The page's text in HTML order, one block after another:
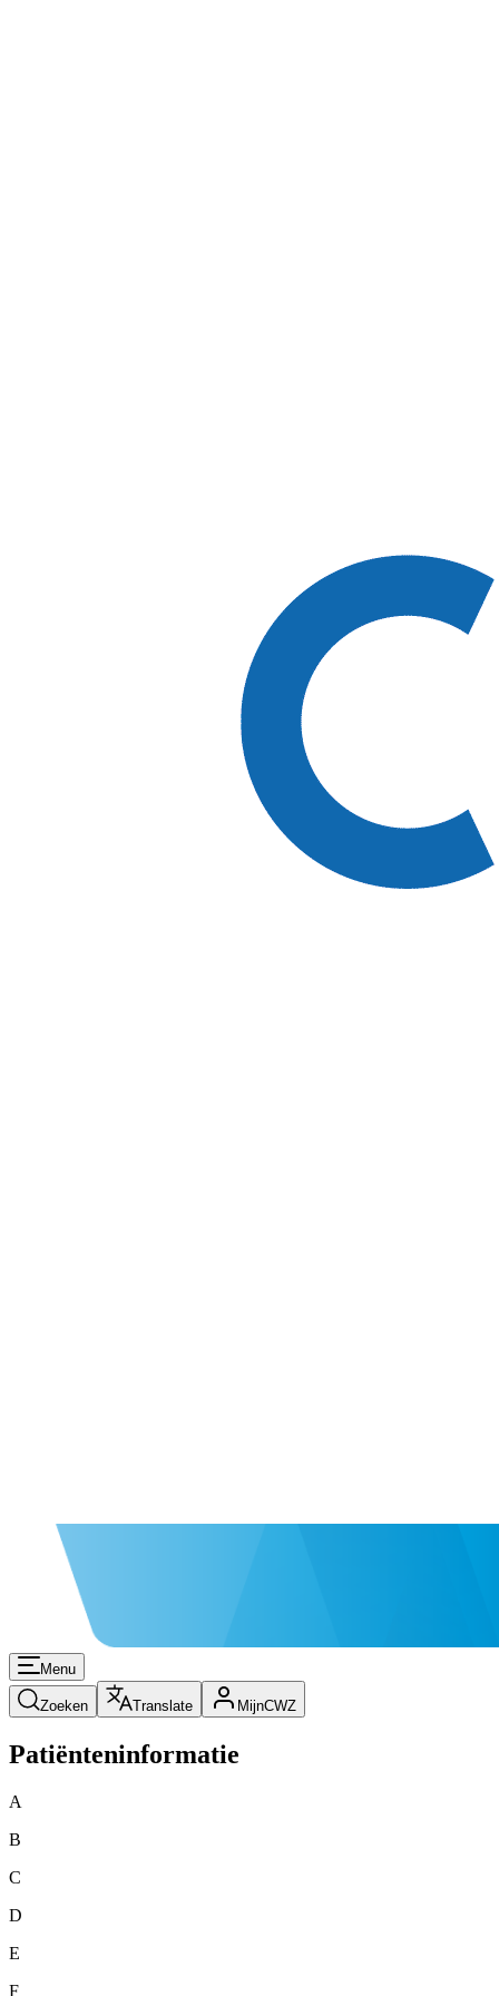
Menu
Zoeken Translate MijnCWZ
Patiënteninformatie
A
B
C
D
E
F